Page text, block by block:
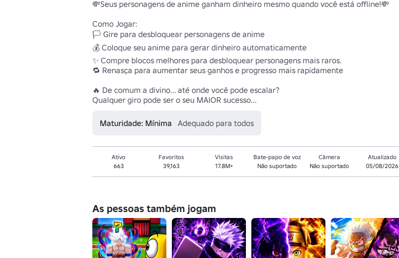
💸Seus personagens de anime ganham dinheiro mesmo quando você está offline!💸
Como Jogar:
🏳️ Gire para desbloquear personagens de anime
💰 Coloque seu anime para gerar dinheiro automaticamente
✨ Compre blocos melhores para desbloquear personagens mais raros.
🔁 Renasça para aumentar seus ganhos e progresso mais rapidamente
🔥 De comum a divino... até onde você pode escalar?
Qualquer giro pode ser o seu MAIOR sucesso...
Maturidade: Mínima Adequado para todos
Ativo
663
Favoritos
39,163
Visitas
17.8M+
Bate-papo de voz
Não suportado
Câmera
Não suportado
Atualizado
05/08/2026
As pessoas também jogam